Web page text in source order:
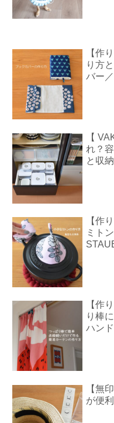
【作
り方
バー
【
れ？
と収
【作
ミト
【作
り棒
ハン
【無
が便